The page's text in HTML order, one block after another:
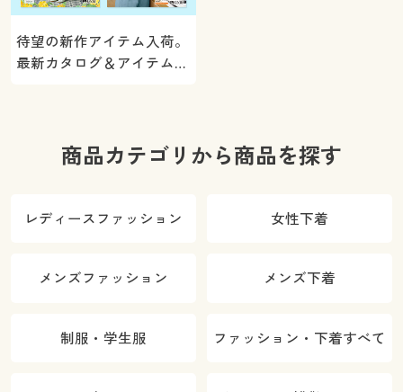
待望の新作アイテム入荷。
最新カタログ＆アイテムを
商品カテゴリから商品を探す
レディースファッション 女性下着
メンズファッション メンズ下着
制服・学生服 ファッション・下着すべて